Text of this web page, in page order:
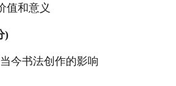
值和意义
)
今书法创作的影响